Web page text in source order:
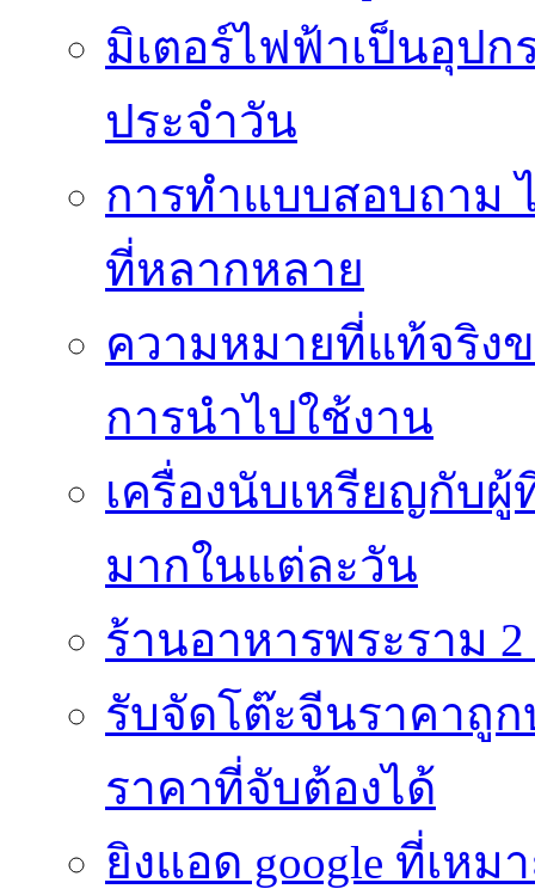
มิเตอร์ไฟฟ้าเป็นอุป
ประจำวัน
การทำแบบสอบถาม
ที่หลากหลาย
ความหมายที่แท้จริงข
การนำไปใช้งาน
เครื่องนับเหรียญกับ
มากในแต่ละวัน
ร้านอาหารพระราม
รับจัดโต๊ะจีนราคาถู
ราคาที่จับต้องได้
ยิงแอด google ที่เห